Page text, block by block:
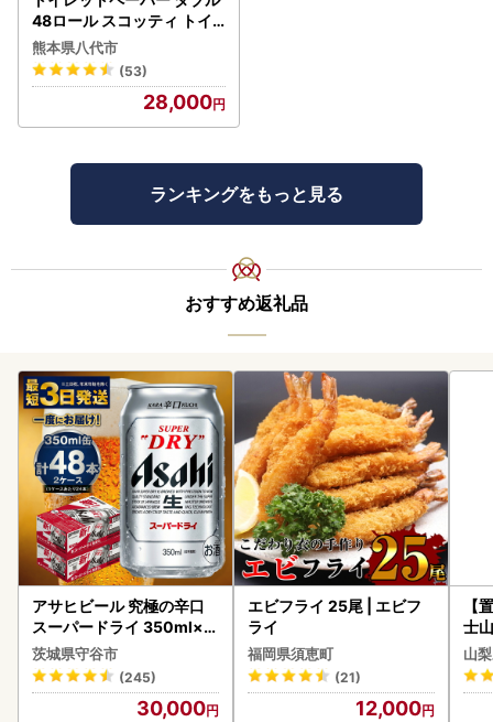
48ロール スコッティ トイ
レット
熊本県八代市
(53)
28,000
ランキングをもっと見る
おすすめ返礼品
アサヒビール 究極の辛口
スーパードライ 350ml×4
8本 ビール
茨城県守谷市
(245)
30,000
エビフライ 25尾 | エビフ
ライ
福岡県須恵町
(21)
12,000
【
士
山